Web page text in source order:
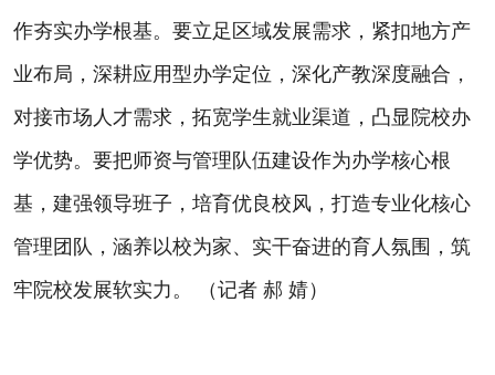
作夯实办学根基。要立足区域发展需求，紧扣地方产
业布局，深耕应用型办学定位，深化产教深度融合，
对接市场人才需求，拓宽学生就业渠道，凸显院校办
学优势。要把师资与管理队伍建设作为办学核心根
基，建强领导班子，培育优良校风，打造专业化核心
管理团队，涵养以校为家、实干奋进的育人氛围，筑
牢院校发展软实力。 （记者 郝 婧）